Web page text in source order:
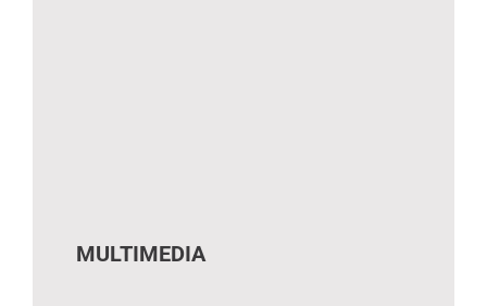
MULTIMEDIA